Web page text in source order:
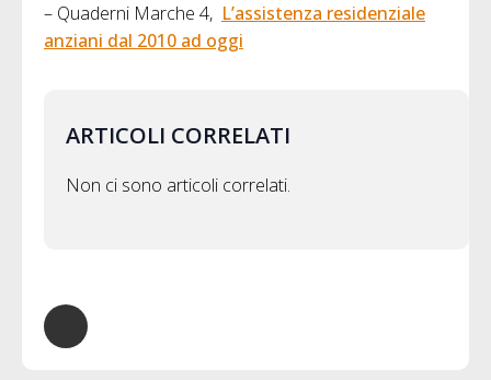
– Quaderni Marche 4, L’assistenza residenziale
anziani dal 2010 ad oggi
ARTICOLI CORRELATI
Non ci sono articoli correlati.